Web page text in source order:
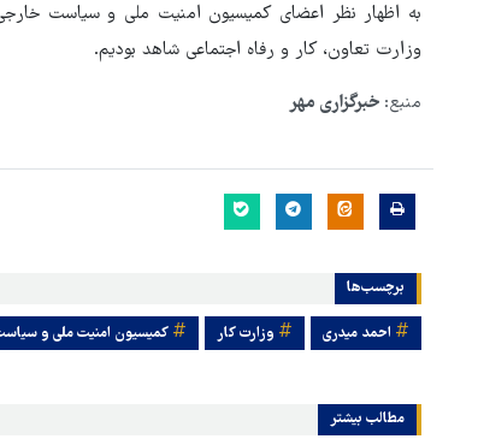
به اظهار نظر اعضای کمیسیون امنیت ملی و سیاست
وزارت تعاون، کار و رفاه اجتماعی شاهد بودیم.
منبع: خبرگزاری مهر
برچسب‌ها
احمد میدری وزارت کار کمیسیون امنیت ملی و
مطالب بیشتر